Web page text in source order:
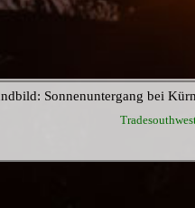
Sonnenuntergang bei